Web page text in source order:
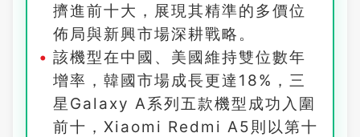
擠進前十大，展現其精準的多價位
佈局與新興市場深耕戰略。
該機型在中國、美國維持雙位數年
增率，韓國市場成長更達18%，三
星Galaxy A系列五款機型成功入圍
前十，Xiaomi Redmi A5則以第十